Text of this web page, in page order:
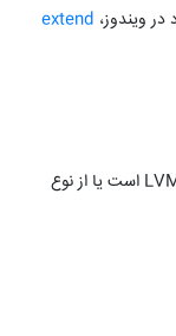
ویندوز، extend
برای تشخیص اینکه آیا هارد دیسک یا یک پارتیشن خاص از نوع LVM (Logical Volume Manager) است یا از نوع